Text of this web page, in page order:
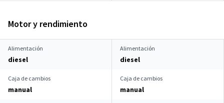
Motor y rendimiento
Alimentación
diesel
Alimentación
diesel
Caja de cambios
manual
Caja de cambios
manual